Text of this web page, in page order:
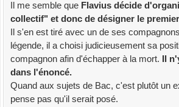
Il me semble que Flavius décide
collectif" et donc de désigner le
Il s'en est tiré avec un de ses
légende, il a choisi judicieusement sa
compagnon afin d'échapper à la mort. Il
dans l'énoncé.
Quand aux sujets de Bac, c'est plutôt un
pense pas qu'il serait posé.